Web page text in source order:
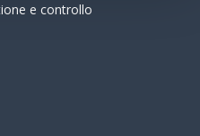
e controllo